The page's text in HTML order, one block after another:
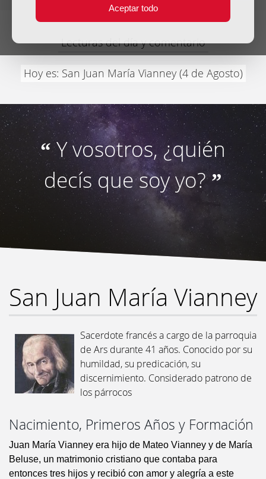
Aceptar todo
Lecturas del día y comentario
Hoy es: San Juan María Vianney (4 de Agosto)
“Y vosotros, ¿quién
decís que soy yo?”
San Juan María Vianney
Sacerdote francés a cargo de la parroquia
de Ars durante 41 años. Conocido por su
humildad, su predicación, su
discernimiento. Considerado patrono de
los párrocos
Nacimiento, Primeros Años y Formación
Juan María Vianney era hijo de Mateo Vianney y de María
Beluse, un matrimonio cristiano que contaba para
entonces tres hijos y recibió con amor y alegría a este